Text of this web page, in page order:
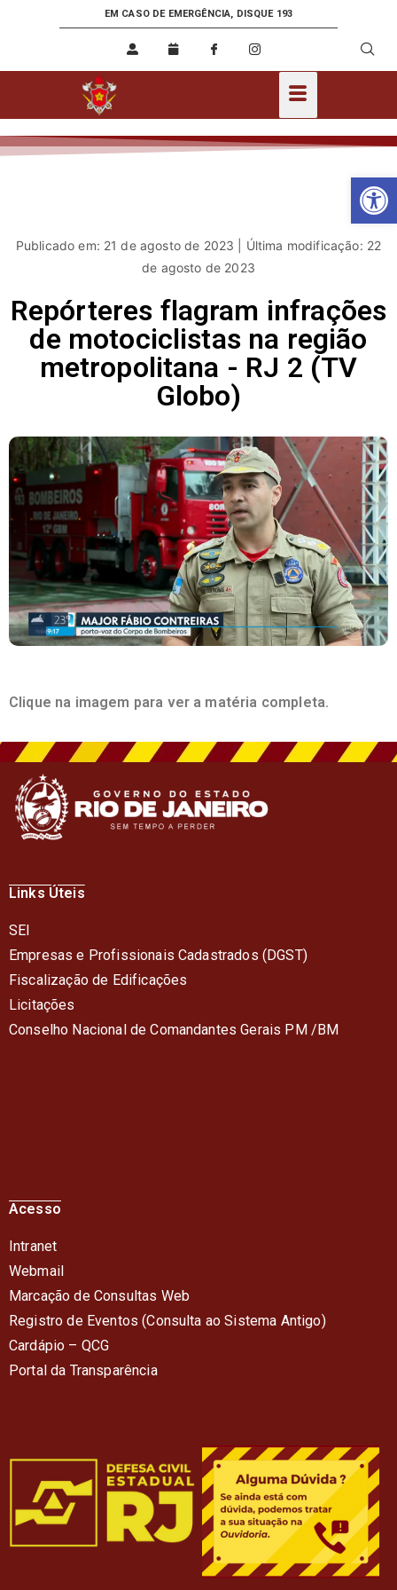
EM CASO DE EMERGÊNCIA, DISQUE 193
Publicado em: 21 de agosto de 2023 | Última modificação: 22
de agosto de 2023
Repórteres flagram infrações
de motociclistas na região
metropolitana - RJ 2 (TV
Globo)
Clique na imagem para ver a matéria completa.
Links Úteis
SEI
Empresas e Profissionais Cadastrados (DGST)
Fiscalização de Edificações
Licitações
Conselho Nacional de Comandantes Gerais PM /BM
Acesso
Intranet
Webmail
Marcação de Consultas Web
Registro de Eventos (Consulta ao Sistema Antigo)
Cardápio – QCG
Portal da Transparência